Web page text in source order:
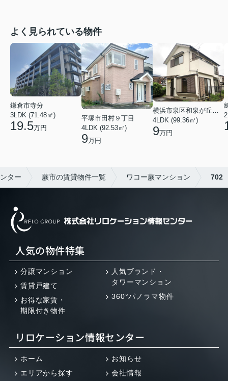
よく見られている物件
鎌倉市寺分
3LDK (71.48㎡)
19.5万円
平塚市田村９丁目
4LDK (92.53㎡)
9万円
横浜市泉区和泉が丘３丁目
4LDK (99.36㎡)
9万円
ター 蕨市の賃貸物件一覧 ワコー蕨マンション 702
人気の物件特集
分譲マンション
賃貸戸建て
お得な家賃・
期限付き物件
人気ブランド・
タワーマンション
360°パノラマ物件
リロケーション情報センター
ホーム
エリアから探す
お知らせ
会社情報